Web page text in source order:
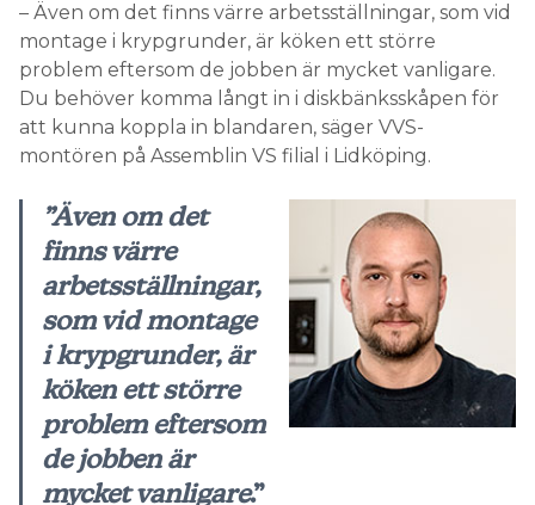
– Även om det finns värre arbetsställningar, som vid
montage i krypgrunder, är köken ett större
problem eftersom de jobben är mycket vanligare.
Du behöver komma långt in i diskbänksskåpen för
att kunna koppla in blandaren, säger VVS-
montören på Assemblin VS filial i Lidköping.
”Även om det
finns värre
arbetsställningar,
som vid montage
i krypgrunder, är
köken ett större
problem eftersom
de jobben är
mycket vanligare.”